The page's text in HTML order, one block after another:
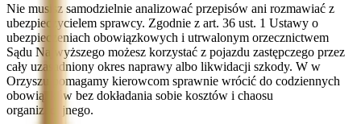
Nie musisz samodzielnie analizować przepisów ani rozmawiać z
ubezpieczycielem sprawcy. Zgodnie z art. 36 ust. 1 Ustawy o
ubezpieczeniach obowiązkowych i utrwalonym orzecznictwem
Sądu Najwyższego możesz korzystać z pojazdu zastępczego przez
cały uzasadniony okres naprawy albo likwidacji szkody. W w
Orzyszu pomagamy kierowcom sprawnie wrócić do codziennych
obowiązków bez dokładania sobie kosztów i chaosu
organizacyjnego.